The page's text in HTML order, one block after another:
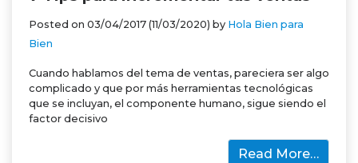
Posted on 03/04/2017 (11/03/2020) by Hola Bien para
Bien
Cuando hablamos del tema de ventas, pareciera ser algo
complicado y que por más herramientas tecnológicas
que se incluyan, el componente humano, sigue siendo el
factor decisivo
Read More…